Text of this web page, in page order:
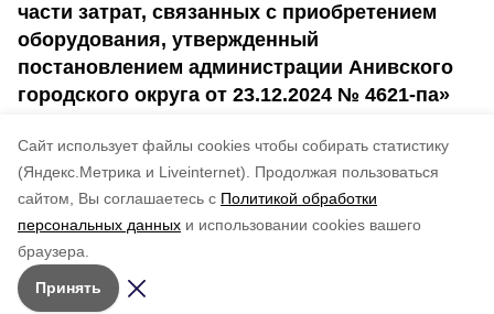
Cайт использует файлы cookies чтобы собирать статистику
(Яндекс.Метрика и Liveinternet).
Продолжая пользоваться
сайтом, Вы соглашаетесь с Политикой обработки
персональных данных и использовании cookies вашего
браузера.
Принять
части затрат, связанных с приобретением
оборудования, утвержденный
постановлением администрации Анивского
городского округа от 23.12.2024 № 4621-па»
№ 2192-па
по оценке
5